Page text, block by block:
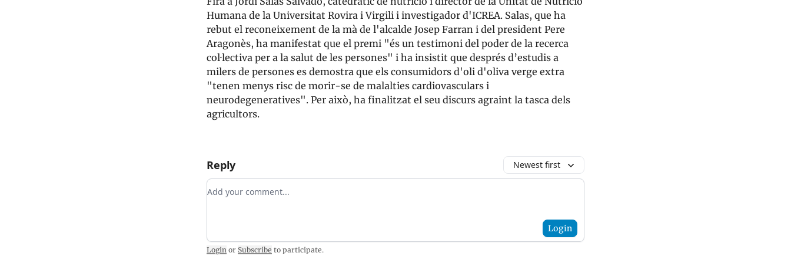
Humana de la Universitat Rovira i Virgili i investigador d'ICREA. Salas, que ha
rebut el reconeixement de la mà de l'alcalde Josep Farran i del president Pere
Aragonès, ha manifestat que el premi "és un testimoni del poder de la recerca
col·lectiva per a la salut de les persones" i ha insistit que després d’estudis a
milers de persones es demostra que els consumidors d'oli d'oliva verge extra
"tenen menys risc de morir-se de malalties cardiovasculars i
neurodegeneratives". Per això, ha finalitzat el seu discurs agraint la tasca dels
agricultors.
Reply Newest first
Add your comment
Login
Login or Subscribe to participate.